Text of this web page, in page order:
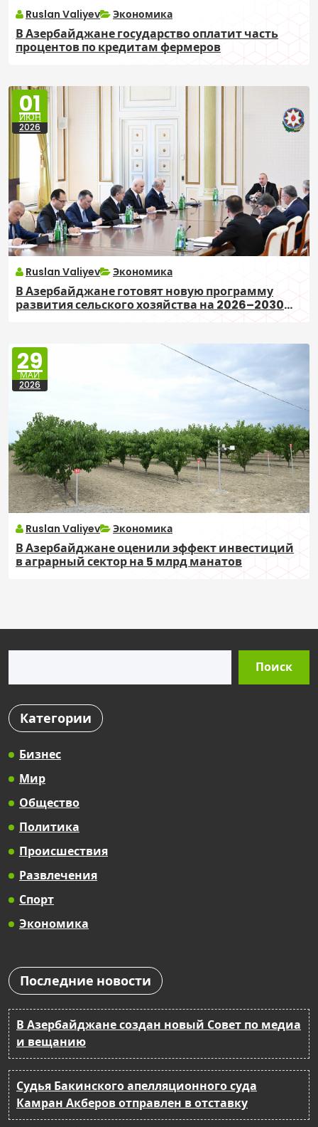
Ruslan Valiyev Экономика
В Азербайджане государство оплатит часть
процентов по кредитам фермеров
01
ИЮН
2026
Ruslan Valiyev Экономика
В Азербайджане готовят новую программу
развития сельского хозяйства на 2026–2030
29
МАЙ
2026
Ruslan Valiyev Экономика
В Азербайджане оценили эффект инвестиций
в аграрный сектор на 5 млрд манатов
Поиск
Категории
Бизнес
Мир
Общество
Политика
Происшествия
Развлечения
Спорт
Экономика
Последние новости
В Азербайджане создан новый Совет по медиа
и вещанию
Судья Бакинского апелляционного суда
Камран Акберов отправлен в отставку